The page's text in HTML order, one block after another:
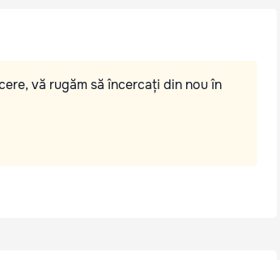
vă rugăm să încercați din nou în